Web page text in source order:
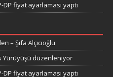
DP fiyat ayarlaması yaptı
– Şifa Alçıcıoğlu
Yürüyüşü düzenleniyor
DP fiyat ayarlaması yaptı